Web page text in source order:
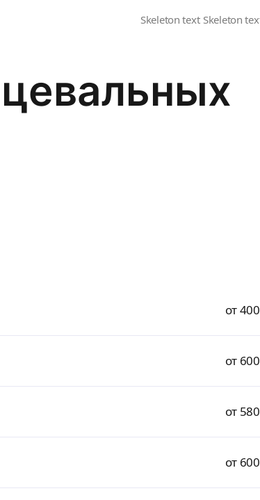
от 400
от 600
от 580
от 600